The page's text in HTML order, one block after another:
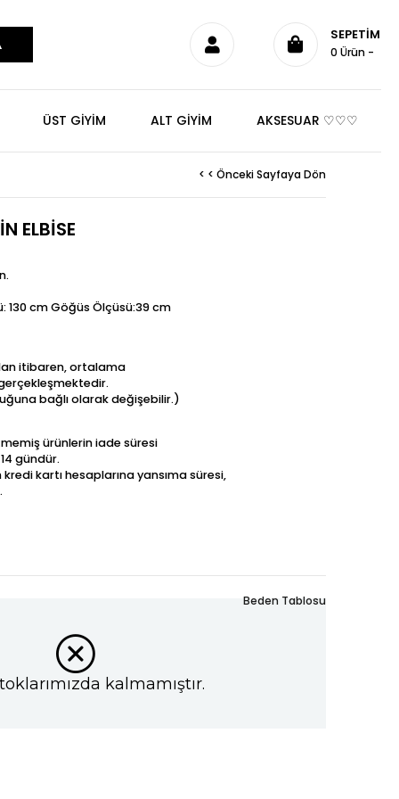
SEPETIM
0 Ürün
ÜST GİYİM ALT GİYİM AKSESUAR ♡♡♡
< < Önceki Sayfaya Dön
ELBİSE
130 cm Göğüs Ölçüsü:39 cm
itibaren, ortalama
bağlı olarak değişebilir.)
ürünlerin iade süresi
gündür.
kartı hesaplarına yansıma süresi,
kalmamıştır.
Beden Tablosu